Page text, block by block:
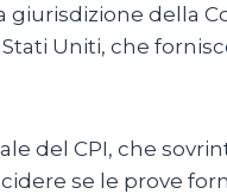
della
Uniti, che
del CPI, che
se le prove